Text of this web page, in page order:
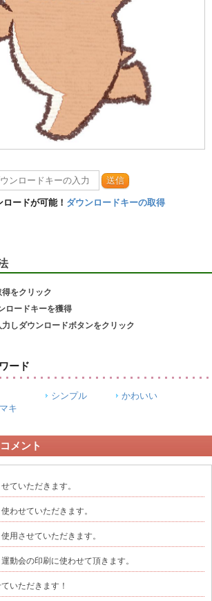
送信
ードが可能！ ダウンロードキーの取得
をクリック
ロードキーを獲得
しダウンロードボタンをクリック
ード
シンプル
かわいい
キ
メント
ていただきます。
わせていただきます。
用させていただきます。
動会の印刷に使わせて頂きます。
いただきます！